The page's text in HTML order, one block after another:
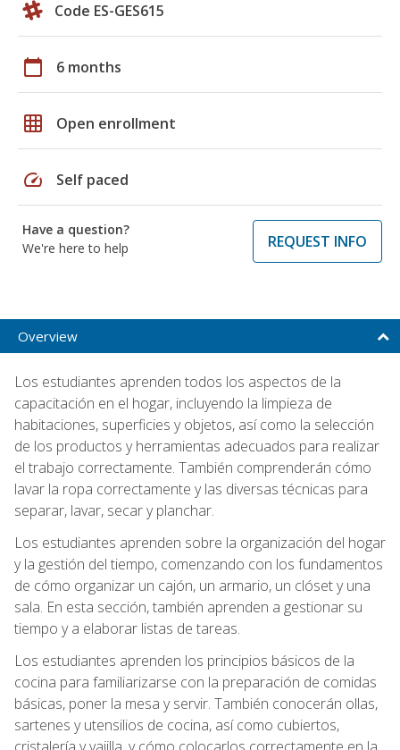
Code ES-GES615
calendar_today 6 months
grid_on Open enrollment
speed Self paced
Have a question?
We're here to help
REQUEST INFO
Overview
Los estudiantes aprenden todos los aspectos de la
capacitación en el hogar, incluyendo la limpieza de
habitaciones, superficies y objetos, así como la selección
de los productos y herramientas adecuados para realizar
el trabajo correctamente. También comprenderán cómo
lavar la ropa correctamente y las diversas técnicas para
separar, lavar, secar y planchar.
Los estudiantes aprenden sobre la organización del hogar
y la gestión del tiempo, comenzando con los fundamentos
de cómo organizar un cajón, un armario, un clóset y una
sala. En esta sección, también aprenden a gestionar su
tiempo y a elaborar listas de tareas.
Los estudiantes aprenden los principios básicos de la
cocina para familiarizarse con la preparación de comidas
básicas, poner la mesa y servir. También conocerán ollas,
sartenes y utensilios de cocina, así como cubiertos,